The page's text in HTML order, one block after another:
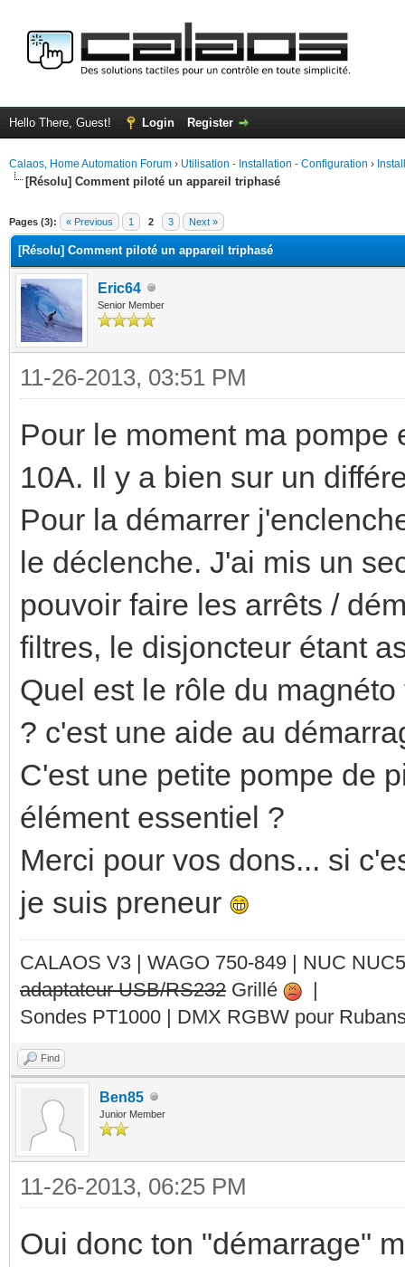
Hello There, Guest! Login Register
Calaos, Home Automation Forum › Utilisation - Installation - Configuration ›
[Résolu] Comment piloté un appareil triphasé
Pages (3): « Previous 1 2 3 Next »
[Résolu] Comment piloté un appareil triphasé
Eric64
Senior Member
11-26-2013, 03:51 PM
Pour le moment ma pompe
10A. Il y a bien sur un
Pour la démarrer
le déclenche. J'ai mis un
pouvoir faire les arrêts /
filtres, le disjoncteur étant
Quel est le rôle du
? c'est une aide au
C'est une petite pompe de
élément essentiel ?
Merci pour vos dons... si
je suis preneur
CALAOS V3 | WAGO 750-849 | NUC
adaptateur USB/RS232 Grillé
|
Sondes PT1000 | DMX RGBW pour
Find
Ben85
Junior Member
11-26-2013, 06:25 PM
Oui donc ton "démarrage"